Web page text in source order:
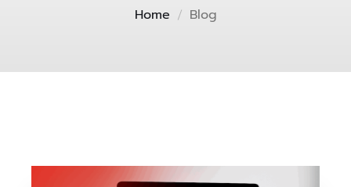
Home Blog